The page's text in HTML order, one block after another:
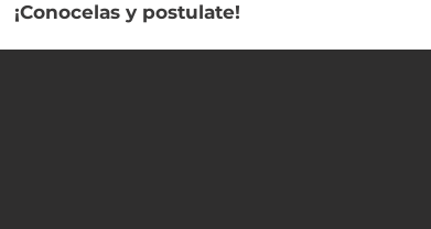
¡Conocelas y postulate!